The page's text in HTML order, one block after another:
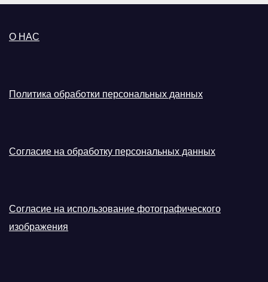
О НАС
Политика обработки персональных данных
Согласие на обработку персональных данных
Согласие на использование фотографического
изображения